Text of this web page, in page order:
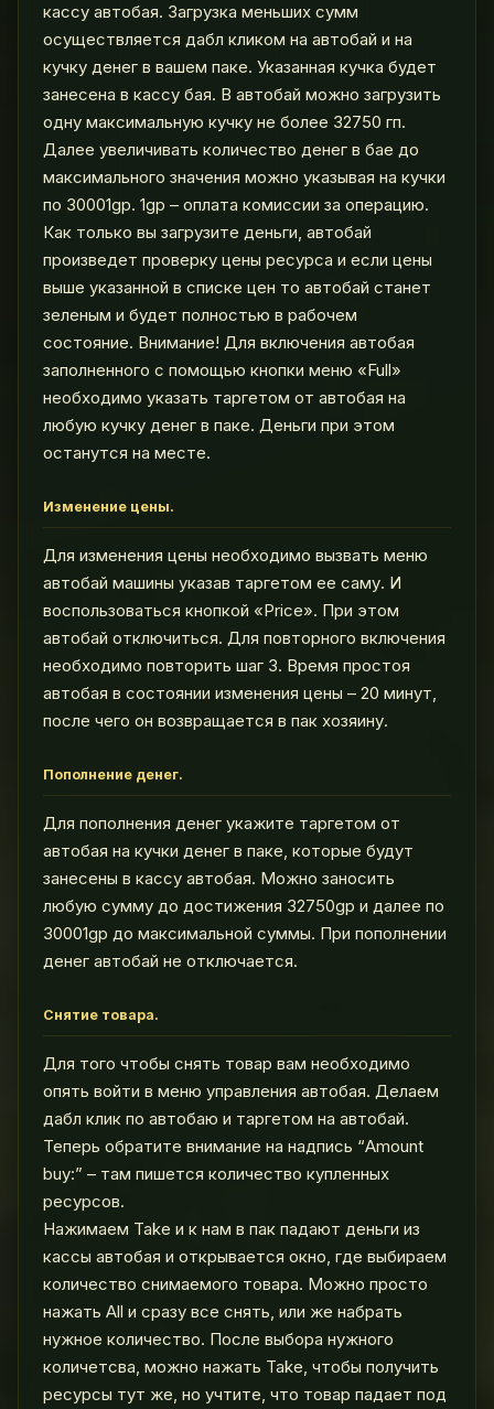
кассу автобая. Загрузка меньших сумм
осуществляется дабл кликом на автобай и на
кучку денег в вашем паке. Указанная кучка будет
занесена в кассу бая. В автобай можно загрузить
одну максимальную кучку не более 32750 гп.
Далее увеличивать количество денег в бае до
максимального значения можно указывая на кучки
по 30001gp. 1gp – оплата комиссии за операцию.
Как только вы загрузите деньги, автобай
произведет проверку цены ресурса и если цены
выше указанной в списке цен то автобай станет
зеленым и будет полностью в рабочем
состояние. Внимание! Для включения автобая
заполненного с помощью кнопки меню «Full»
необходимо указать таргетом от автобая на
любую кучку денег в паке. Деньги при этом
останутся на месте.
Изменение цены.
Для изменения цены необходимо вызвать меню
автобай машины указав таргетом ее саму. И
воспользоваться кнопкой «Price». При этом
автобай отключиться. Для повторного включения
необходимо повторить шаг 3. Время простоя
автобая в состоянии изменения цены – 20 минут,
после чего он возвращается в пак хозяину.
Пополнение денег.
Для пополнения денег укажите таргетом от
автобая на кучки денег в паке, которые будут
занесены в кассу автобая. Можно заносить
любую сумму до достижения 32750gp и далее по
30001gp до максимальной суммы. При пополнении
денег автобай не отключается.
Снятие товара.
Для того чтобы снять товар вам необходимо
опять войти в меню управления автобая. Делаем
дабл клик по автобаю и таргетом на автобай.
Теперь обратите внимание на надпись “Amount
buy:” – там пишется количество купленных
ресурсов.
Нажимаем Take и к нам в пак падают деньги из
кассы автобая и открывается окно, где выбираем
количество снимаемого товара. Можно просто
нажать All и сразу все снять, или же набрать
нужное количество. После выбора нужного
количетсва, можно нажать Take, чтобы получить
ресурсы тут же, но учтите, что товар падает под